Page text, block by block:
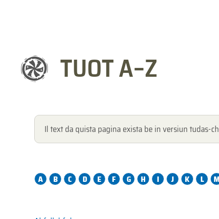
TUOT A–Z
Il text da quista pagina exista be in versiun tudas-
A B C D E F G H I J K L M